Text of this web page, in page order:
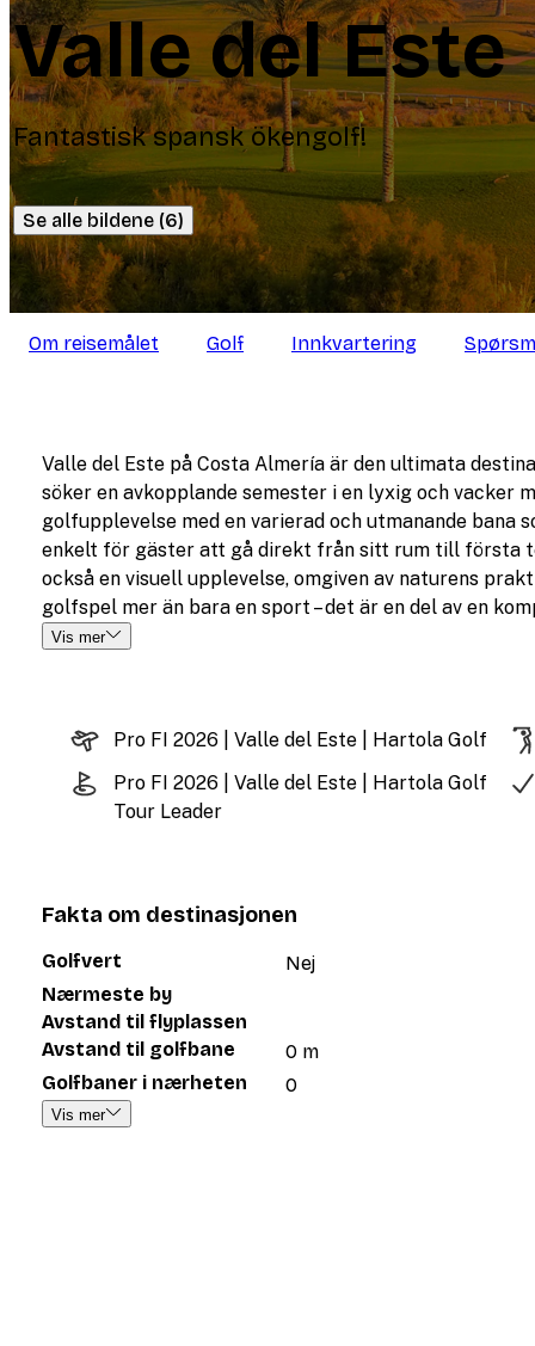
Valle del Este
Fantastisk spansk ökengolf!
Se alle bildene (6)
Om reisemålet Golf Innkvartering
Valle del Este på Costa Almería är den ultimata
söker en avkopplande semester i en lyxig och vacker
golfupplevelse med en varierad och utmanande
enkelt för gäster att gå direkt från sitt rum till första
också en visuell upplevelse, omgiven av naturens
golfspel mer än bara en sport – det är en del av en
Vis mer
Pro FI 2026 | Valle del Este | Hartola Golf
Pro FI 2026 | Valle del Este | Hartola Golf
Tour Leader
Fakta om destinasjonen
Golfvert
Nej
Nærmeste by
Avstand til flyplassen
Avstand til golfbane
0 m
Golfbaner i nærheten
0
Vis mer